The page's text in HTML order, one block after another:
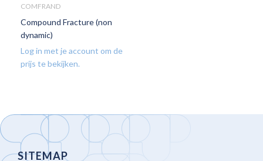
COMFRAND
Compound Fracture (non
dynamic)
Log in met je account om de
prijs te bekijken.
SITEMAP